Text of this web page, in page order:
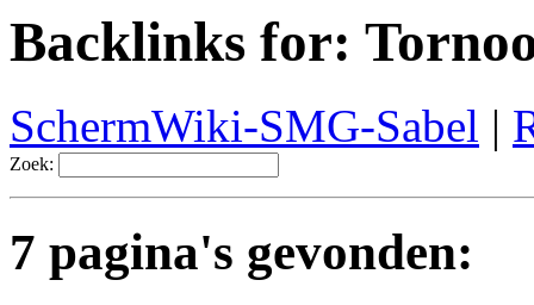
Backlinks for:
SchermWiki-SMG-Sabel |
Zoek:
7 pagina's gevonden: